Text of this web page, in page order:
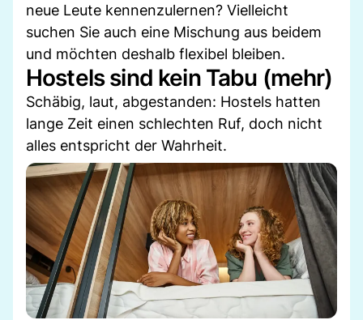
neue Leute kennenzulernen? Vielleicht
suchen Sie auch eine Mischung aus beidem
und möchten deshalb flexibel bleiben.
Hostels sind kein Tabu (mehr)
Schäbig, laut, abgestanden: Hostels hatten
lange Zeit einen schlechten Ruf, doch nicht
alles entspricht der Wahrheit.